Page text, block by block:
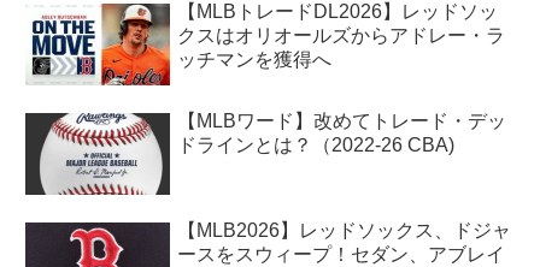
【MLBトレードDL2026】レッドソッ
クスはオリオールズからアドレー・ラ
ッチマンを獲得へ
【MLBワード】改めてトレード・デッ
ドラインとは？（2022-26 CBA)
【MLB2026】レッドソックス、ドジャ
ースをスウィープ！セダン、アブレイ